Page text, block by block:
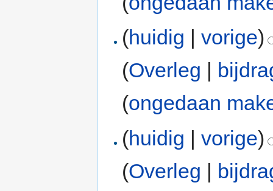
(huidig |vorige)
(Overleg
(ongedaan
(huidig |vorige)
(Overleg |